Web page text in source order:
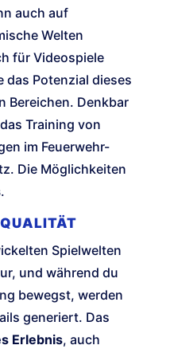
auch auf
Welten
für Videospiele
Potenzial dieses
Bereichen. Denkbar
Training von
im Feuerwehr-
Die Möglichkeiten
.
Spielwelten
und während du
bewegst, werden
generiert. Das
Erlebnis, auch